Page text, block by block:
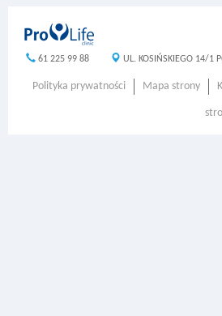
61 225 99 88 UL. KOSIŃSKIEGO 14/1
Polityka prywatności Mapa strony